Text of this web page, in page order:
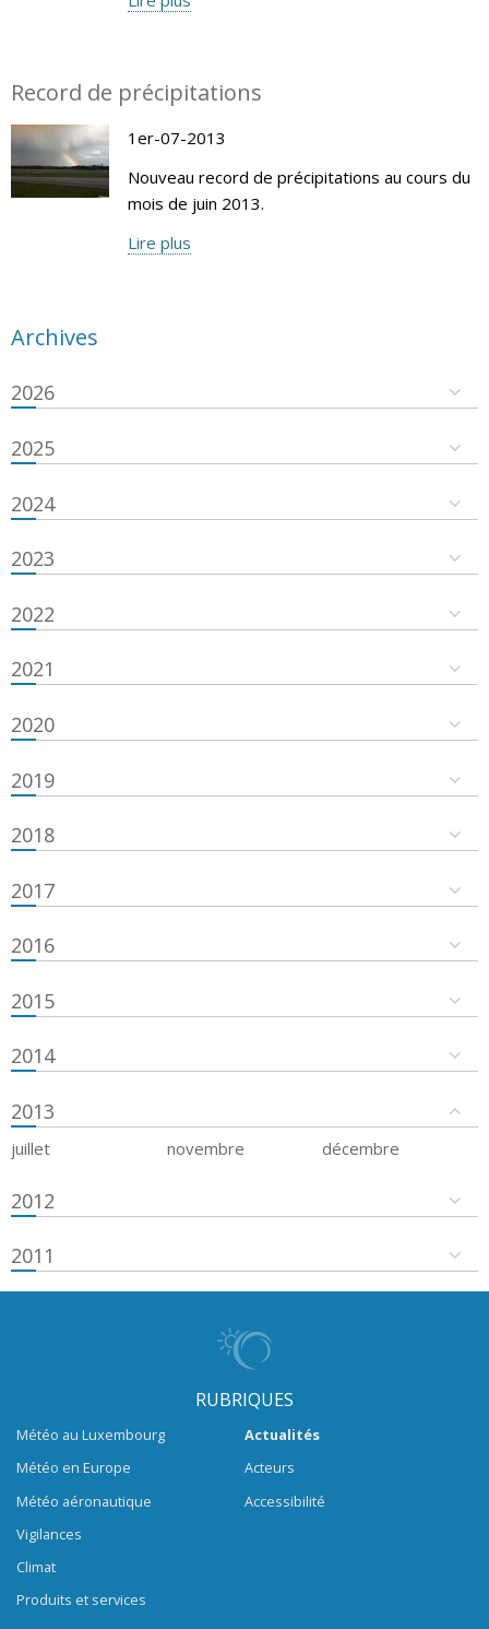
Record de précipitations
1er-07-2013
Nouveau record de précipitations au cours du
mois de juin 2013.
Lire plus
Archives
2026
2025
2024
2023
2022
2021
2020
2019
2018
2017
2016
2015
2014
2013
juillet novembre décembre
2012
2011
RUBRIQUES
Météo au Luxembourg
Météo en Europe
Météo aéronautique
Vigilances
Climat
Produits et services
Actualités
Acteurs
Accessibilité